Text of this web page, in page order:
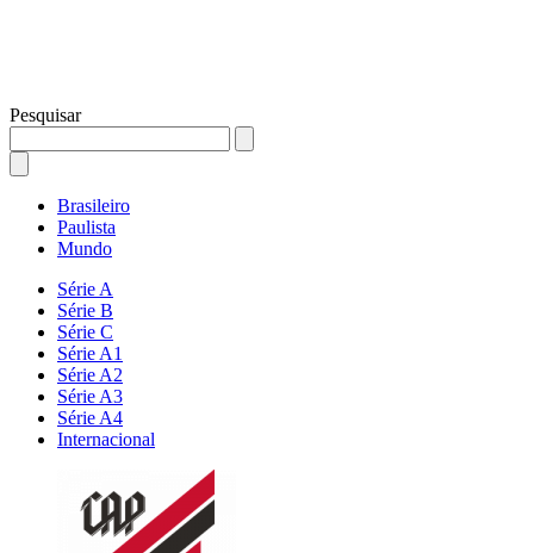
Pesquisar
Brasileiro
Paulista
Mundo
Série A
Série B
Série C
Série A1
Série A2
Série A3
Série A4
Internacional